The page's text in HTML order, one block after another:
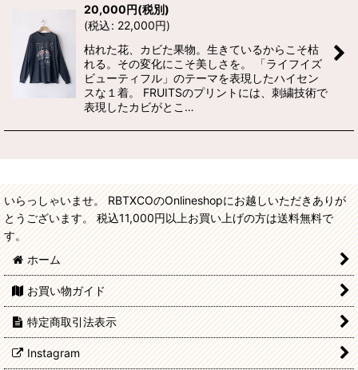
20,000円(税別)
(税込: 22,000円)
枯れた花、カビた果物。生きているからこそ枯
れる。その変化にこそ美しさを。 「ライフイズ
ビューティフル」のテーマを表現したハイセン
スな１着。 FRUITSのプリントには、刺繍技術で
表現したカビがとこ…
いらっしゃいませ。 RBTXCOのOnlineshopにお越しいただきありが
とうございます。 税込11,000円以上お買い上げの方は送料無料で
す。
ホーム
お買い物ガイド
特定商取引法表示
Instagram